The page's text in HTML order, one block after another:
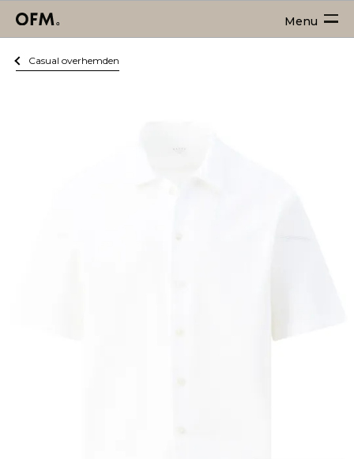
Menu
Casual overhemden